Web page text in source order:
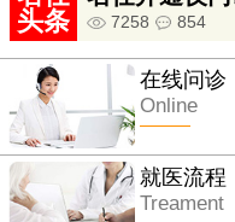
头条
7258 854
在线问诊
Online
就医流程
Treament